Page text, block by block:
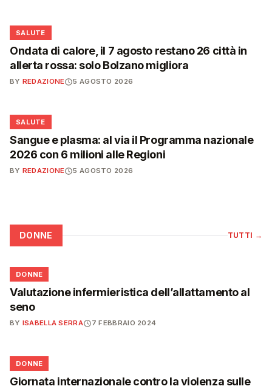
❤️
SALUTE
Ondata di calore, il 7 agosto restano 26 città in
allerta rossa: solo Bolzano migliora
BY REDAZIONE 5 AGOSTO 2026
❤️
SALUTE
Sangue e plasma: al via il Programma nazionale
2026 con 6 milioni alle Regioni
BY REDAZIONE 5 AGOSTO 2026
DONNE TUTTI →
🌸
DONNE
Valutazione infermieristica dell’allattamento al
seno
BY ISABELLA SERRA 7 FEBBRAIO 2024
🌸
DONNE
Giornata internazionale contro la violenza sulle